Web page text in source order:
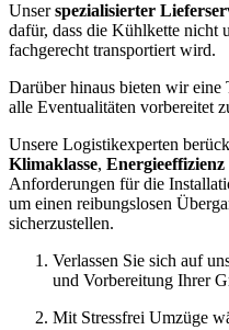
Unserspezialisierter
dafür, dass die Kühlkette nicht
fachgerecht transportiert wird.
Darüber hinaus bieten wir eine
alle Eventualitäten vorbereitet
Unsere Logistikexperten
Klimaklasse, Energieeffizienz
Anforderungen für die
um einen reibungslosen
sicherzustellen.
Verlassen Sie sich auf
und Vorbereitung Ihrer
Mit Stressfrei Umzüge